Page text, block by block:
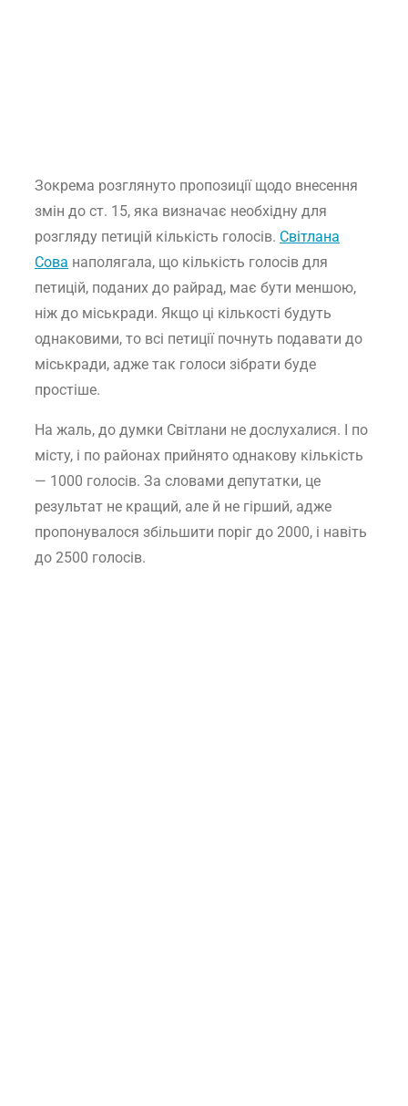
Зокрема розглянуто пропозиції щодо внесення
змін до ст. 15, яка визначає необхідну для
розгляду петицій кількість голосів. Світлана
Сова наполягала, що кількість голосів для
петицій, поданих до райрад, має бути меншою,
ніж до міськради. Якщо ці кількості будуть
однаковими, то всі петиції почнуть подавати до
міськради, адже так голоси зібрати буде
простіше.
На жаль, до думки Світлани не дослухалися. І по
місту, і по районах прийнято однакову кількість
— 1000 голосів. За словами депутатки, це
результат не кращий, але й не гірший, адже
пропонувалося збільшити поріг до 2000, і навіть
до 2500 голосів.